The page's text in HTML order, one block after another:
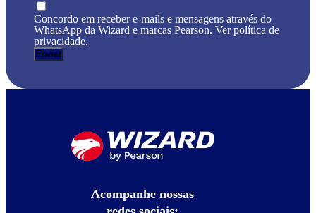
Concordo em receber e-mails e mensagens através do
WhatsApp da Wizard e marcas Pearson. Ver política de
privacidade.
Acompanhe nossas